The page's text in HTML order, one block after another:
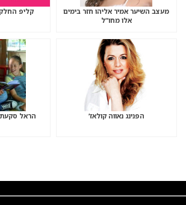
מעצב השיער אמיר אליהו חזר בימים
אלו מחו”ל
קליפ
הפנינג נאווה קולאז’
הראל סקעת,